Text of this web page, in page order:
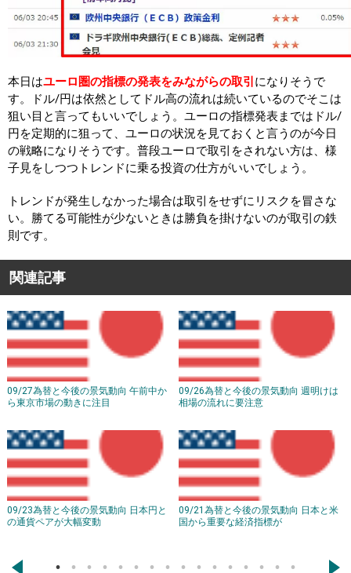
本日はユーロ圏の指標の発表をみながらの取引 になりそうで
す。ドル/円は依然としてドル高の流れは続いているのでそこは
狙い目と言ってもいいでしょう。ユーロの指標発表まではドル/
円を定期的に狙って、ユーロの状況を見ておくと言うのが今日
の戦略になりそうです。普段ユーロで取引をされない方は、様
子見をしつつトレンドに乗る投資の仕方がいいでしょう。
トレンドが発生しなかった場合は取引をせずにリスクを冒さな
い。勝てる可能性が少ないときは勝負を掛けないのが取引の鉄
則です。
関連記事
09/27為替と今後の景気動向 午前中か
ら東京市場の動きに注目
09/26為替と今後の景気動向 週明けは
相場の流れに要注意
09/23為替と今後の景気動向 日本円と
の通貨ペアが大幅変動
09/21為替と今後の景気動向 日本と米
国から重要な経済指標が
← →